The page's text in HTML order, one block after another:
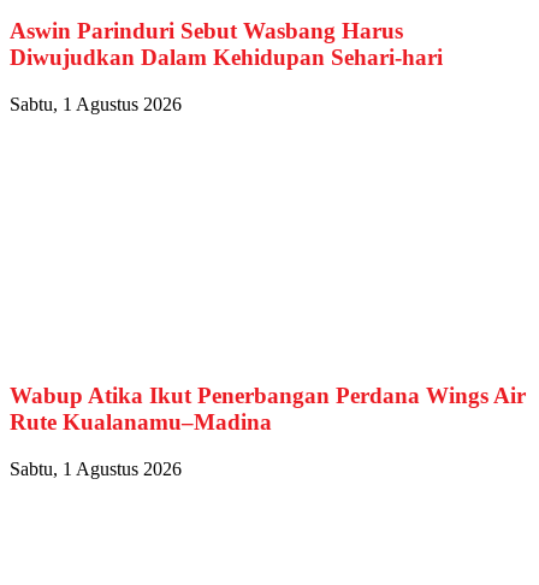
Aswin Parinduri Sebut Wasbang Harus
Diwujudkan Dalam Kehidupan Sehari-hari
Sabtu, 1 Agustus 2026
Wabup Atika Ikut Penerbangan Perdana Wings Air
Rute Kualanamu–Madina
Sabtu, 1 Agustus 2026